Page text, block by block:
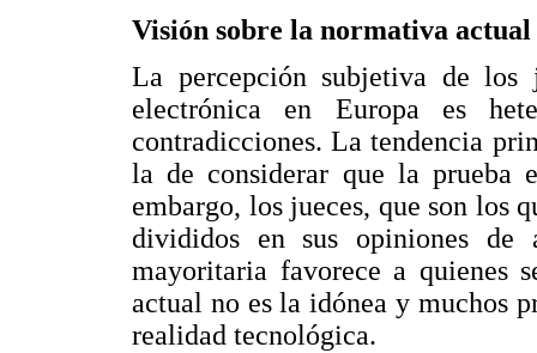
Visión sobre la normativa actual
La percepción subjetiva de los
electrónica en Europa es
contradicciones. La tendencia
la de considerar que la prueba
embargo, los jueces, que son los
divididos en sus opiniones de
mayoritaria favorece a quienes
actual no es la idónea y muchos
realidad tecnológica.